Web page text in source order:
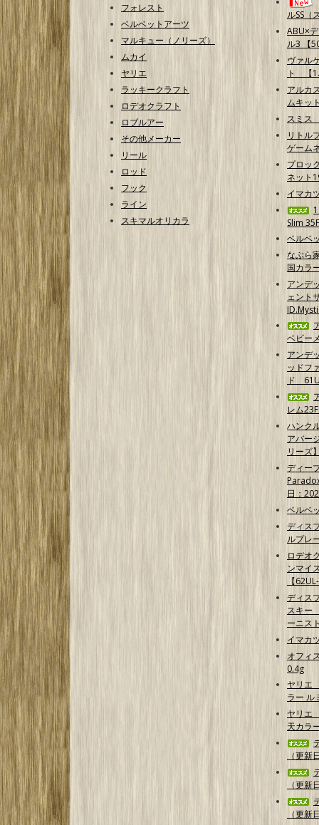
フォレスト
ベルベットアーツ
マルキュー（ノリーズ）
ムカイ
ヤリエ
ラッキークラフト
ロデオクラフト
ロブルアー
その他メーカー
リール
ロッド
フック
ライン
スキマルオリカラ
ルSS（
ABU×
ル3 【
ヴァル
ト 【
アルカ
ムキッ
スミス
リトル
ゲーム
プロッ
ネット
イマカ
Slim
ベルベ
なぶら
国カラ
アンデ
ェント
ベビー
アンデ
ッドフ
ド
レム
ハンク
アバー
リーズ
ディー
日：
ベルベ
ディス
ルプレ
ロデオ
ンマイ
【
ディス
スキー
ーニス
イマカ
オフィ
0.4g
ヤリエ
ラー ル
ヤリエ
天カラ
（更新
（更新
（更新